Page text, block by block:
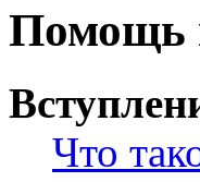
Помощь
Что